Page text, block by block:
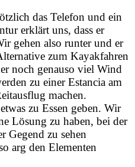
das Telefon und ein
erklärt uns, dass er
gehen also runter und er
zum Kayakfahren
noch genauso viel Wind
zu einer Estancia am
machen.
zu Essen geben. Wir
Lösung zu haben, bei der
Gegend zu sehen
arg den Elementen